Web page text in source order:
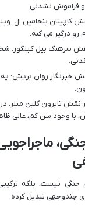
و فراموش نشدنی.
کاپیتان بنجامین ال.
رو درگیر می کنه.
سرهنگ بیل کیلگور:
خبرنگار روان پریش: یه
نقش تایرون کلین میلر:
با وجود سن کم، عالی
نیست، بلکه
چندوجهی تبدیل کرده.